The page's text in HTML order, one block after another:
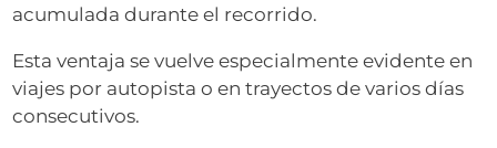
acumulada durante el recorrido.
Esta ventaja se vuelve especialmente evidente en
viajes por autopista o en trayectos de varios días
consecutivos.